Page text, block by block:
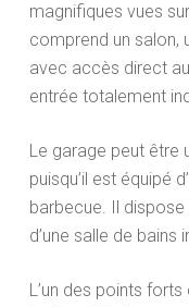
magnifiques vues
comprend un salon,
avec accès direct
entrée totalement
Le garage peut être
puisqu’il est équipé
barbecue. Il dispose
d’une salle de bains
L’un des points